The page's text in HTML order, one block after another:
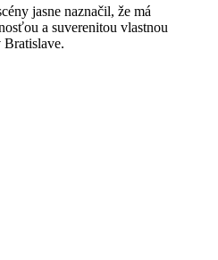
jasne naznačil, že má
a suverenitou vlastnou
Bratislave.